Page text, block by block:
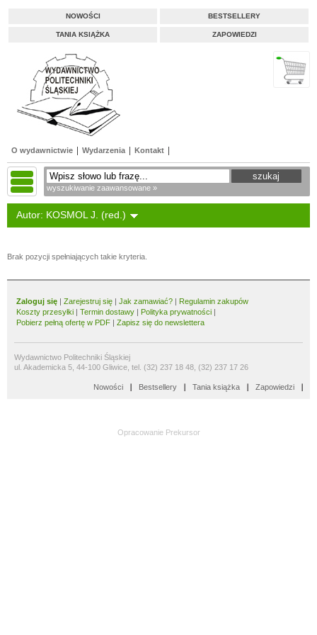
NOWOŚCI BESTSELLERY
TANIA KSIĄŻKA ZAPOWIEDZI
O wydawnictwie Wydarzenia Kontakt
wyszukiwanie zaawansowane »
Autor: KOSMOL J. (red.)
Brak pozycji spełniających takie kryteria.
Zaloguj się | Zarejestruj się | Jak zamawiać? | Regulamin zakupów
Koszty przesyłki | Termin dostawy | Polityka prywatności |
Pobierz pełną ofertę w PDF | Zapisz się do newslettera
Wydawnictwo Politechniki Śląskiej
ul. Akademicka 5, 44-100 Gliwice, tel. (32) 237 18 48, (32) 237 17 26
Nowości Bestsellery Tania książka Zapowiedzi
Opracowanie Prekursor